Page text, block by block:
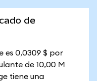
de
es 0,0309 $ por
de 10,00 M
tiene una